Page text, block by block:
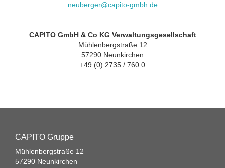
neuberger@capito-gmbh.de
CAPITO GmbH & Co KG Verwaltungsgesellschaft
Mühlenbergstraße 12
57290 Neunkirchen
+49 (0) 2735 / 760 0
CAPITO Gruppe
Mühlenbergstraße 12
57290 Neunkirchen